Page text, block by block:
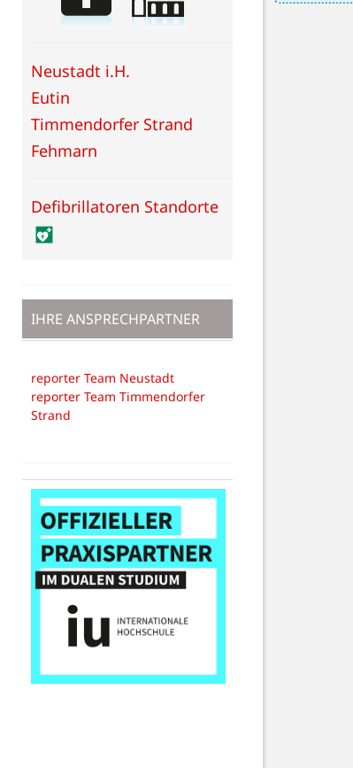
Neustadt i.H.
Eutin
Timmendorfer Strand
Fehmarn
Defibrillatoren Standorte
IHRE ANSPRECHPARTNER
reporter Team Neustadt
reporter Team Timmendorfer
Strand